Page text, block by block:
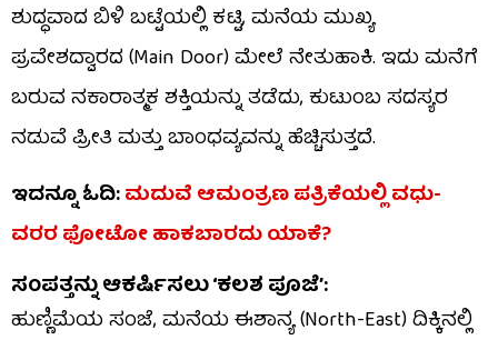
ಶುದ್ಧವಾದ ಬಿಳಿ ಬಟ್ಟೆಯಲ್ಲಿ ಕಟ್ಟಿ, ಮನೆಯ ಮುಖ್ಯ
ಪ್ರವೇಶದ್ವಾರದ (Main Door) ಮೇಲೆ ನೇತುಹಾಕಿ. ಇದು ಮನೆಗೆ
ಬರುವ ನಕಾರಾತ್ಮಕ ಶಕ್ತಿಯನ್ನು ತಡೆದು, ಕುಟುಂಬ ಸದಸ್ಯರ
ನಡುವೆ ಪ್ರೀತಿ ಮತ್ತು ಬಾಂಧವ್ಯವನ್ನು ಹೆಚ್ಚಿಸುತ್ತದೆ.
ಇದನ್ನೂ ಓದಿ:ಮದುವೆ ಆಮಂತ್ರಣ ಪತ್ರಿಕೆಯಲ್ಲಿ ವಧು-
ವರರ ಫೋಟೋ ಹಾಕಬಾರದು ಯಾಕೆ?
ಸಂಪತ್ತನ್ನು ಆಕರ್ಷಿಸಲು ‘ಕಲಶ ಪೂಜೆ’:
ಹುಣ್ಣಿಮೆಯ ಸಂಜೆ, ಮನೆಯ ಈಶಾನ್ಯ (North-East) ದಿಕ್ಕಿನಲ್ಲಿ